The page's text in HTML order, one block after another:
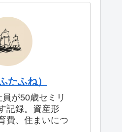
たふね）
が50歳セミリ
記録。資産形
費、住まいにつ